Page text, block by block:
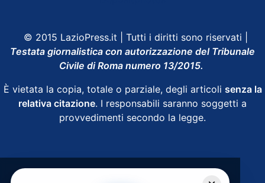
© 2015 LazioPress.it | Tutti i diritti sono riservati |
Testata giornalistica con autorizzazione del Tribunale
Civile di Roma numero 13/2015.
È vietata la copia, totale o parziale, degli articoli senza la
relativa citazione. I responsabili saranno soggetti a
provvedimenti secondo la legge.